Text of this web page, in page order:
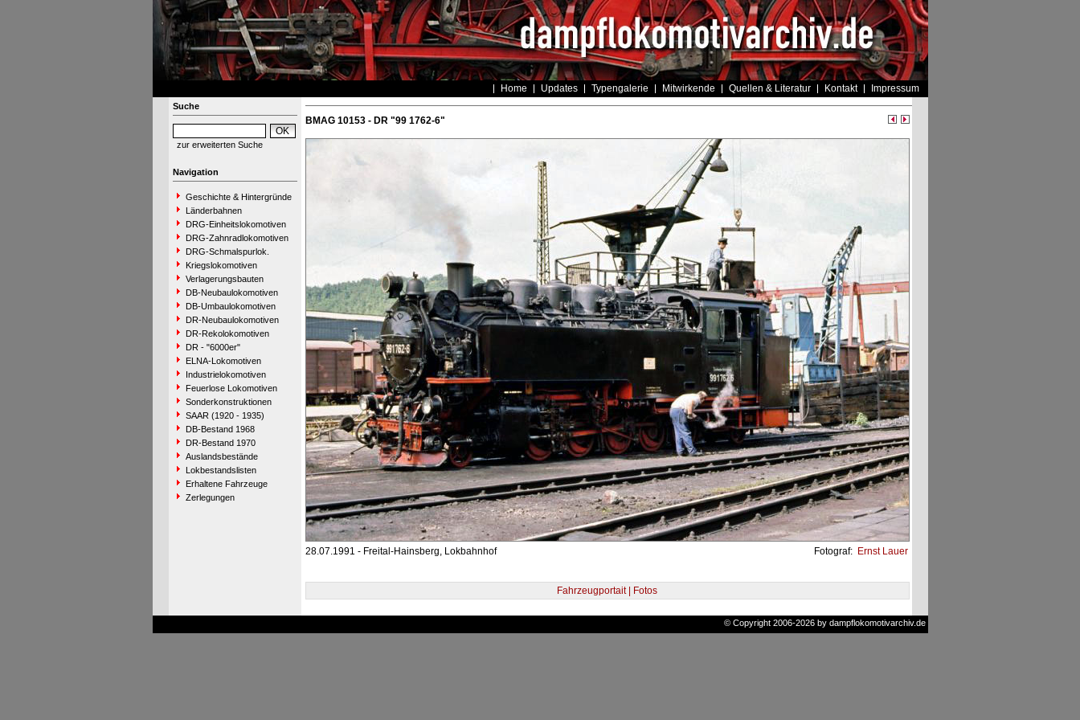
Home Updates Typengalerie Mitwirkende Quellen & Literatur Kontakt Impressum
Suche
zur erweiterten Suche
Navigation
Geschichte & Hintergründe
Länderbahnen
DRG-Einheitslokomotiven
DRG-Zahnradlokomotiven
DRG-Schmalspurlok.
Kriegslokomotiven
Verlagerungsbauten
DB-Neubaulokomotiven
DB-Umbaulokomotiven
DR-Neubaulokomotiven
DR-Rekolokomotiven
DR - "6000er"
ELNA-Lokomotiven
Industrielokomotiven
Feuerlose Lokomotiven
Sonderkonstruktionen
SAAR (1920 - 1935)
DB-Bestand 1968
DR-Bestand 1970
Auslandsbestände
Lokbestandslisten
Erhaltene Fahrzeuge
Zerlegungen
BMAG 10153 - DR "99 1762-6"
28.07.1991 - Freital-Hainsberg, Lokbahnhof Fotograf: Ernst Lauer
Fahrzeugportait | Fotos
© Copyright 2006-2026 by dampflokomotivarchiv.de